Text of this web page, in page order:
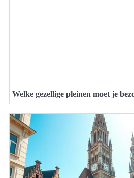
Welke gezellige pleinen moet je